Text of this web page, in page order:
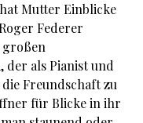
Mutter Einblicke
Federer
großen
der als Pianist und
Freundschaft zu
für Blicke in ihr